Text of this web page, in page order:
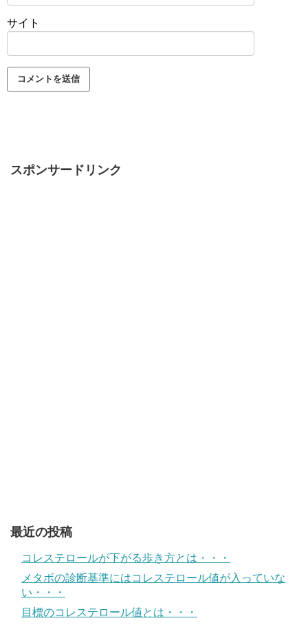
サイト
スポンサードリンク
最近の投稿
コレステロールが下がる歩き方とは・・・
メタボの診断基準にはコレステロール値が入っていな
い・・・
目標のコレステロール値とは・・・